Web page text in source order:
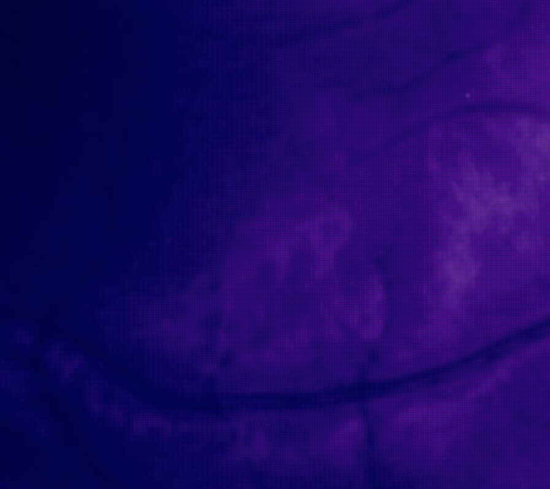
Message: session_start(): Session cannot be started after headers have already been sent
Filename: Session/Session.php
Line Number: 137
Backtrace:
File: /homepages/13/d456025738/htdocs/www.etrangefestival.com/clandestiny/application/core/MY_Controller.php
Line: 57
Function: __construct
File: /homepages/13/d456025738/htdocs/www.etrangefestival.com/clandestiny/application/core/MY_Controller.php
Line: 139
Function: __construct
File: /homepages/13/d456025738/htdocs/www.etrangefestival.com/clandestiny/application/controllers/Film.php
Line: 28
Function: __construct
File: /homepages/13/d456025738/htdocs/www.etrangefestival.com/clandestiny/index.php
Line: 292
Function: require_once
A PHP Error was encountered
Severity: 8192
Message: CI_Encryption::encrypt(): Implicitly marking parameter $params as nullable is deprecated, the explicit nullable